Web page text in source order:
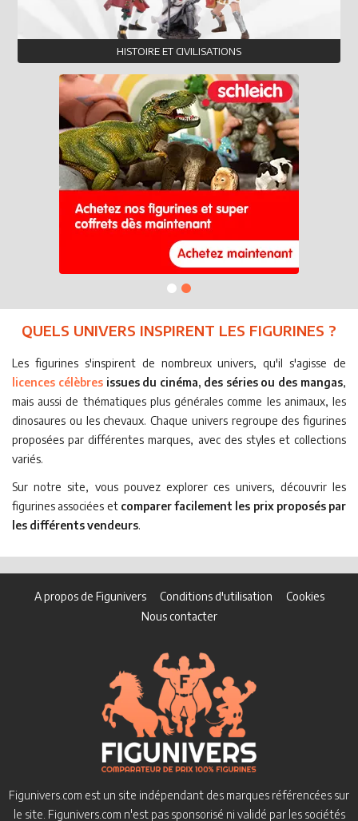
HISTOIRE ET CIVILISATIONS
QUELS UNIVERS INSPIRENT LES FIGURINES ?
Les figurines s'inspirent de nombreux univers, qu'il s'agisse de
licences célèbresissues du cinéma, des séries ou des mangas,
mais aussi de thématiques plus générales comme les animaux, les
dinosaures ou les chevaux. Chaque univers regroupe des figurines
proposées par différentes marques, avec des styles et collections
variés.
Sur notre site, vous pouvez explorer ces univers, découvrir les
figurines associées et comparer facilement les prix proposés par
les différents vendeurs.
A propos de Figunivers Conditions d'utilisation
Cookies
Nous contacter
Figunivers.com est un site indépendant des marques référencées sur
le site. Figunivers.com n'est pas sponsorisé ni validé par les sociétés